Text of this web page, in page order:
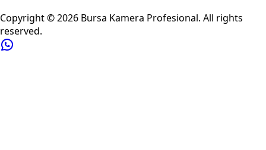
Copyright ©2026 Bursa Kamera Profesional. All rights
reserved.